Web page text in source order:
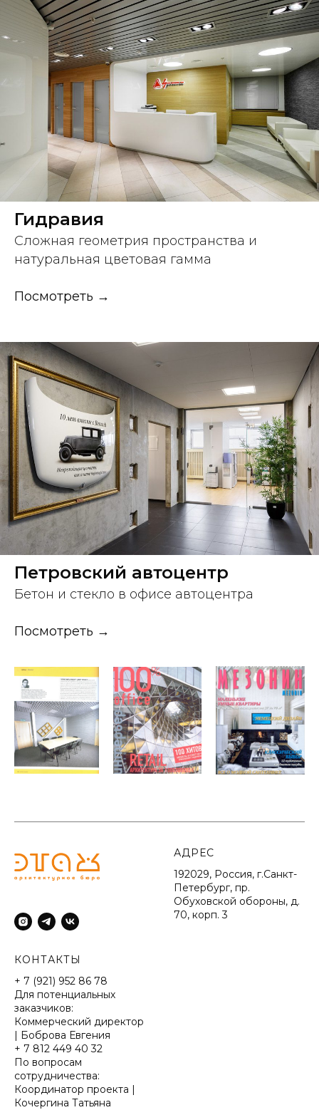
Гидравия
Сложная геометрия пространства и
натуральная цветовая гамма
Посмотреть →
Петровский автоцентр
Бетон и стекло в офисе автоцентра
Посмотреть →
АДРЕС
192029, Россия, г.Санкт-
Петербург, пр.
Обуховской обороны, д.
70, корп. 3
КОНТАКТЫ
+ 7 (921) 952 86 78
Для потенциальных
заказчиков:
Коммерческий директор
| Боброва Евгения
+ 7 812 449 40 32
По вопросам
сотрудничества:
Координатор проекта |
Кочергина Татьяна